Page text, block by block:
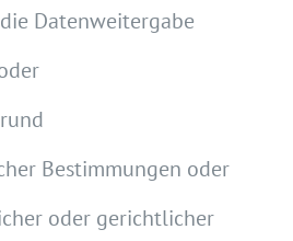
Datenweitergabe
Bestimmungen oder
oder gerichtlicher